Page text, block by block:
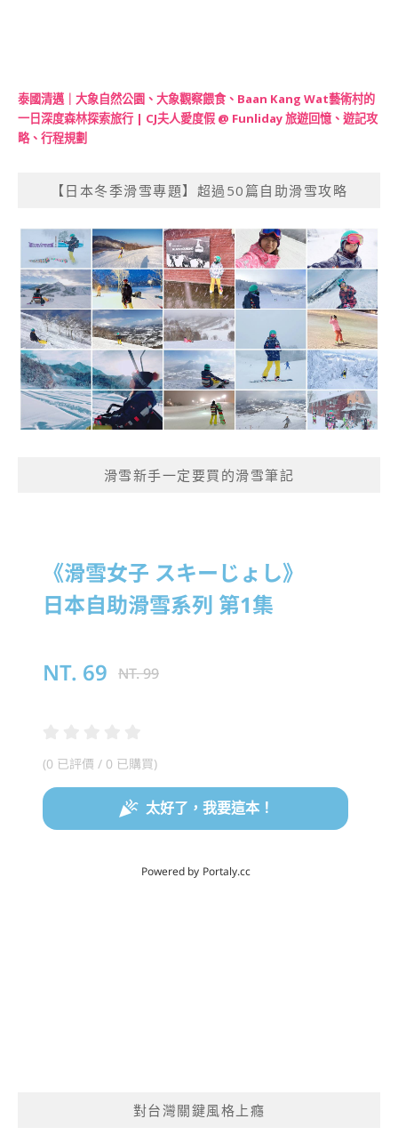
泰國清邁｜大象自然公園、大象觀察餵食、Baan Kang Wat藝術村的
一日深度森林探索旅行 | CJ夫人愛度假 @ Funliday 旅遊回憶、遊記攻
略、行程規劃
【日本冬季滑雪專題】超過50篇自助滑雪攻略
滑雪新手一定要買的滑雪筆記
對台灣關鍵風格上癮